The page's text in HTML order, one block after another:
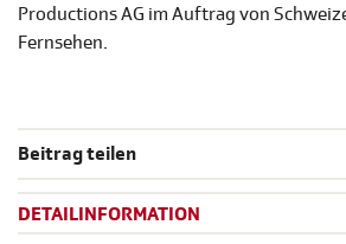
Productions AG im Auftrag von
Fernsehen.
Beitrag teilen
DETAILINFORMATION